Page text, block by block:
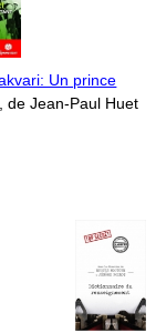
Un prince
, de Jean-Paul Huet